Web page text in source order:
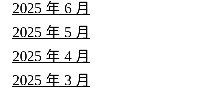
2025 年 6 月
2025 年 5 月
2025 年 4 月
2025 年 3 月